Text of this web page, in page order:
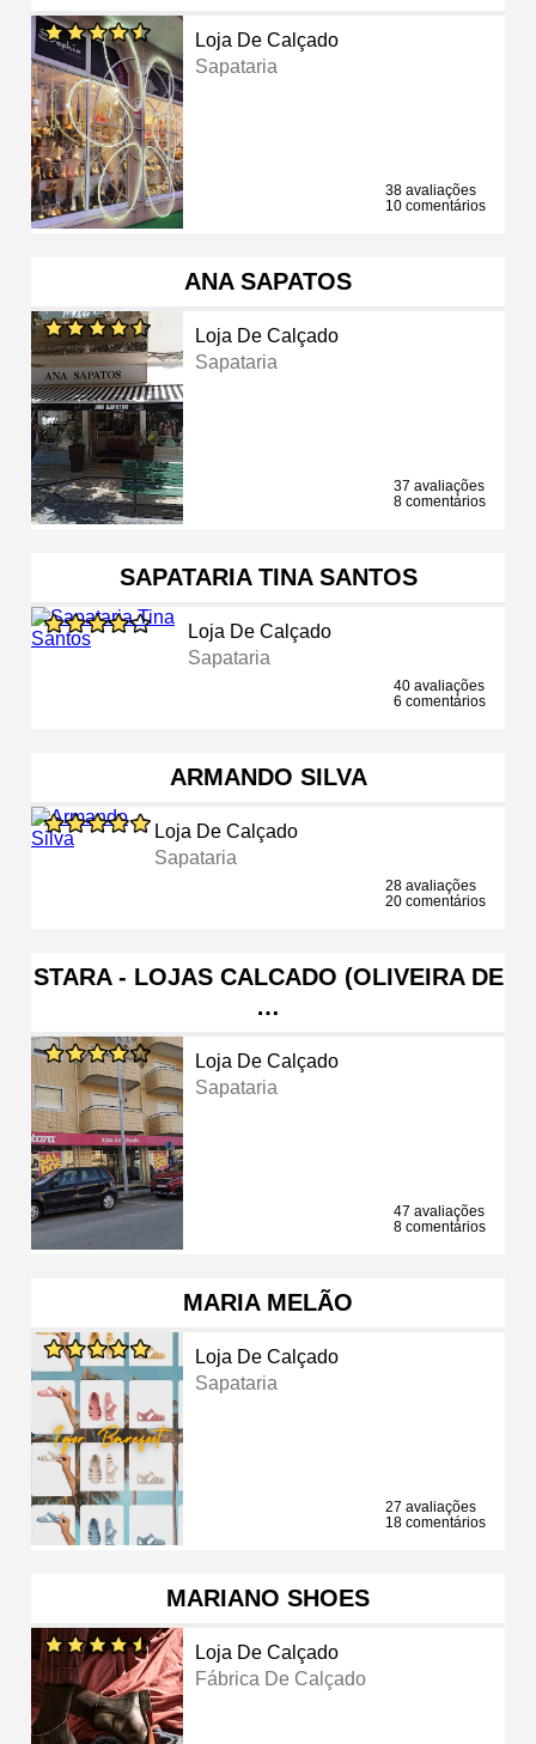
Loja De Calçado
Sapataria
38 avaliações
10 comentários
ANA SAPATOS
Loja De Calçado
Sapataria
37 avaliações
8 comentários
SAPATARIA TINA SANTOS
Loja De Calçado
Sapataria
40 avaliações
6 comentários
ARMANDO SILVA
Loja De Calçado
Sapataria
28 avaliações
20 comentários
STARA - LOJAS CALCADO (OLIVEIRA DE
…
Loja De Calçado
Sapataria
47 avaliações
8 comentários
MARIA MELÃO
Loja De Calçado
Sapataria
27 avaliações
18 comentários
MARIANO SHOES
Loja De Calçado
Fábrica De Calçado